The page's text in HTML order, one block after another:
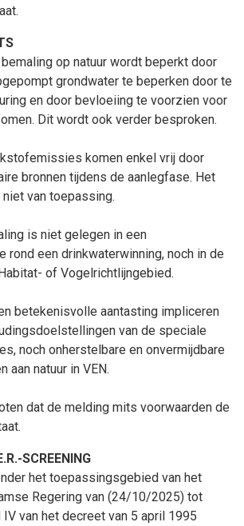
op natuur wordt beperkt door
grondwater te beperken door te
en door bevloeiing te voorzien voor
Dit wordt ook verder besproken.
komen enkel vrij door
bronnen tijdens de aanlegfase. Het
van toepassing.
is niet gelegen in een
rond een drinkwaterwinning, noch in de
of Vogelrichtlijngebied.
betekenisvolle aantasting impliceren
van de speciale
noch onherstelbare en onvermijdbare
aan natuur in VEN.
dat de melding mits voorwaarden de
SCREENING
het toepassingsgebied van het
Regering van (24/10/2025) tot
van het decreet van 5 april 1995